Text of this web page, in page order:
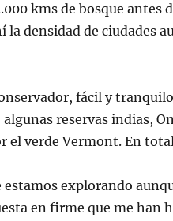
kms de bosque antes
la densidad de ciudades
fácil y
reservas indias,
verde Vermont. En
estamos explorando
en firme que me han